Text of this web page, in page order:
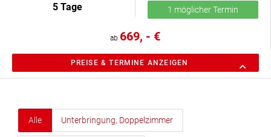
5 Tage 1 möglicher Termin
ab 669, - €
PREISE & TERMINE ANZEIGEN
Alle Unterbringung, Doppelzimmer